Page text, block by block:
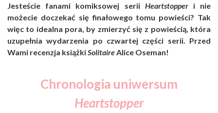
Jesteście fanami komiksowej serii Heartstopper i nie
możecie doczekać się finałowego tomu powieści? Tak
więc to idealna pora, by zmierzyć się z powieścią, która
uzupełnia wydarzenia po czwartej części serii. Przed
Wami recenzja książkiSolitaireAlice Oseman!
Chronologia uniwersum
Heartstopper